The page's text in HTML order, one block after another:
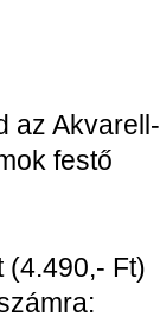
az Akvarell-
festő
(4.490,- Ft)